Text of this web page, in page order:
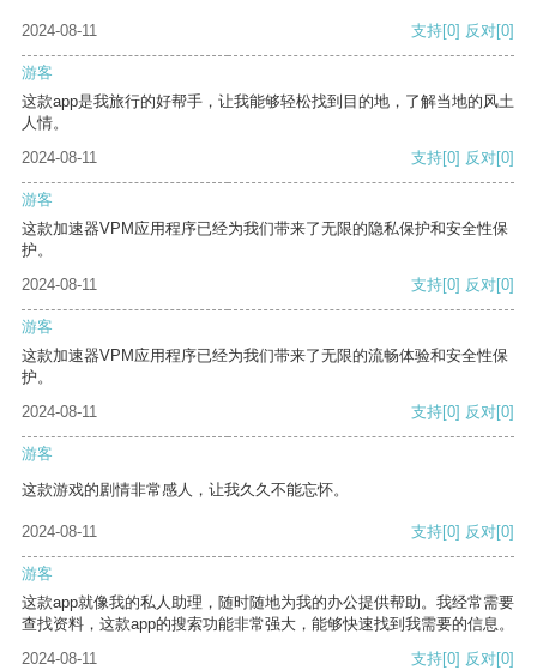
2024-08-11 支持[0] 反对[0]
游客
这款app是我旅行的好帮手，让我能够轻松找到目的地，了解当地的风土
人情。
2024-08-11
支持[0] 反对[0]
游客
这款加速器VPM应用程序已经为我们带来了无限的隐私保护和安全性保
护。
2024-08-11
支持[0] 反对[0]
游客
这款加速器VPM应用程序已经为我们带来了无限的流畅体验和安全性保
护。
2024-08-11
支持[0] 反对[0]
游客
这款游戏的剧情非常感人，让我久久不能忘怀。
2024-08-11 支持[0] 反对[0]
游客
这款app就像我的私人助理，随时随地为我的办公提供帮助。我经常需要
查找资料，这款app的搜索功能非常强大，能够快速找到我需要的信息。
2024-08-11
支持[0] 反对[0]